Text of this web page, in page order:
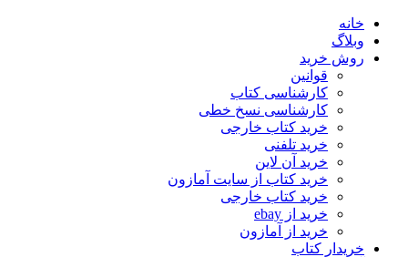
خانه
وبلاگ
روش خرید
قوانین
کارشناسی کتاب
کارشناسی نسخ خطی
خرید کتاب خارجی
خرید تلفنی
خرید آن لاین
خرید کتاب از سایت آمازون
خرید کتاب خارجی
خرید از ebay
خرید از آمازون
خریدار کتاب